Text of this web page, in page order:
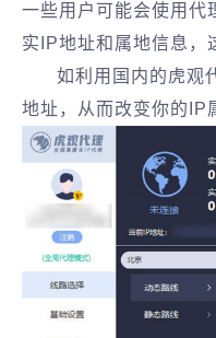
一些用户可能会使用代
实IP地址和属地信息，
如利用国内的虎观
地址，从而改变你的IP